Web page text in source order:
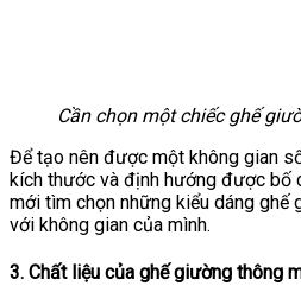
Cần chọn một chiếc ghế
Để tạo nên được một không gian
kích thước và định hướng được bố
mới tìm chọn những kiểu dáng ghế
với không gian của mình.
3. Chất liệu của ghế giường thông